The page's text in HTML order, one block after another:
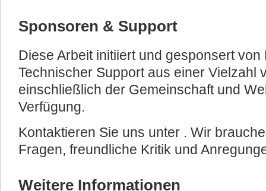
Sponsoren & Support
Diese Arbeit initiiert und gesponsert
Technischer Support aus einer Vielzahl
einschließlich der Gemeinschaft und
Verfügung.
Kontaktieren Sie uns unter . Wir
Fragen, freundliche Kritik und
Weitere Informationen